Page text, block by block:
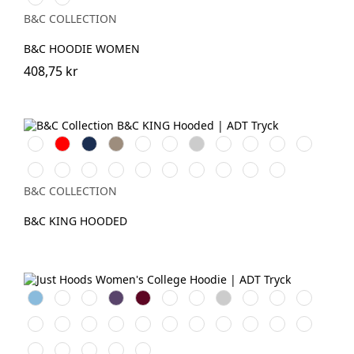
AsphaltGrey
B&C COLLECTION
B&C HOODIE WOMEN
408,75 kr
Vit Röd Navy KhakiRoyalBottle
Green
Heather
Grey
Asphalt
Dark
Cherry
Navy
Blue
Radiant
Purple
Black
Pure
Pure
Orange
Pure
Sky
Heather
Mid
Grey
Grey
Fog
Magenta
Pink
Yellow
Fizz
Soft
Rose
Nordic
Blue
Aqua
Green
B&C COLLECTION
B&C KING HOODED
Sky
Blue
Royal
Blue
NudePurpleBurgundy
Bottle
Green
Oxford
Navy
Heather
Grey
Charcoal
Jet
Black
Hot
Pink
Jade
Green
Sun
Yellow
Fire
Red
Sapphire
Blue
Peppermint
Arctic
White
Dusty
Pink
New
French
Baby
Pink
Black
Smoke
Digital
Lavender
DustyVanillaDeepAirforceCandyfloss